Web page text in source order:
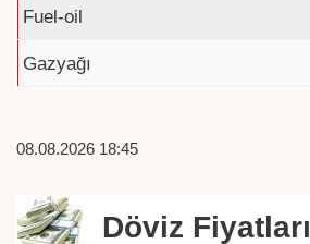
Fuel-oil
Gazyağı
08.08.2026 18:45
Döviz Fiyatları